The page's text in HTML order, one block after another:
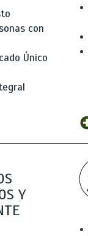
con
Único
Y